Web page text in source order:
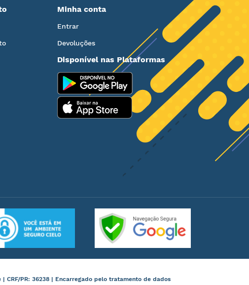
Minha conta
Entrar
Devoluções
Disponível nas Plataformas
| CRF/PR: 36238 | Encarregado pelo tratamento de dados